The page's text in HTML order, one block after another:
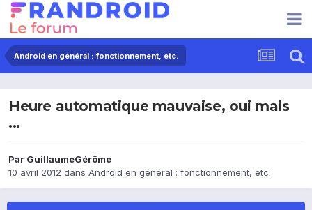
Android en général : fonctionnement, etc.
Heure automatique mauvaise, oui mais
...
Par GuillaumeGérôme
10 avril 2012 dans Android en général : fonctionnement, etc.